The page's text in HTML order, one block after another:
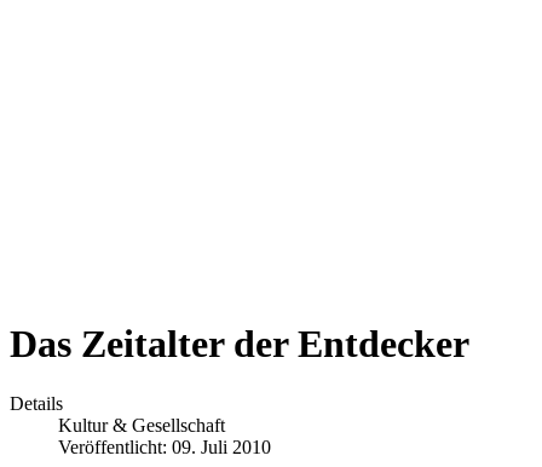
Das Zeitalter der Entdecker
Details
Kultur & Gesellschaft
Veröffentlicht: 09. Juli 2010